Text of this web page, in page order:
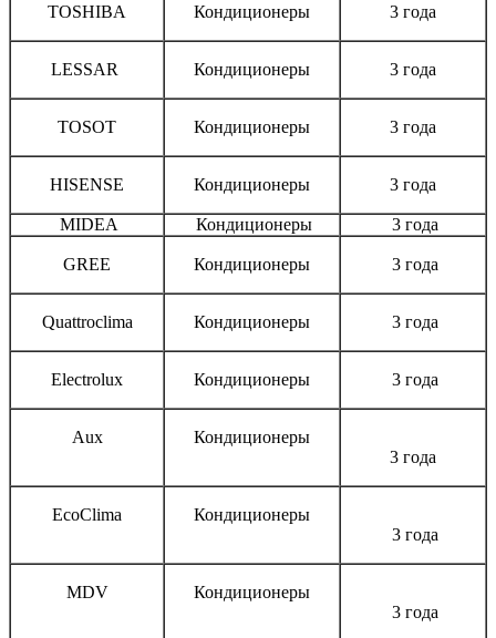
TOSHIBA Кондиционеры 3 года
LESSAR Кондиционеры 3 года
TOSOT Кондиционеры 3 года
HISENSE Кондиционеры 3 года
MIDEA Кондиционеры 3 года
GREE Кондиционеры 3 года
Quattroclima Кондиционеры 3 года
Electrolux Кондиционеры 3 года
Aux
Кондиционеры
3 года
EcoClima
Кондиционеры
3 года
MDV
Кондиционеры
3 года